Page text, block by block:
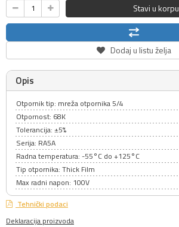
Stavi u korpu
Dodaj u listu želja
Opis
Otpornik tip: mreža otpornika 5/4
Otpornost: 68K
Tolerancija: ±5%
Serija: RA5A
Radna temperatura: -55°C do +125°C
Tip otpornika: Thick Film
Max radni napon: 100V
Tehnički podaci
Deklaracija proizvoda